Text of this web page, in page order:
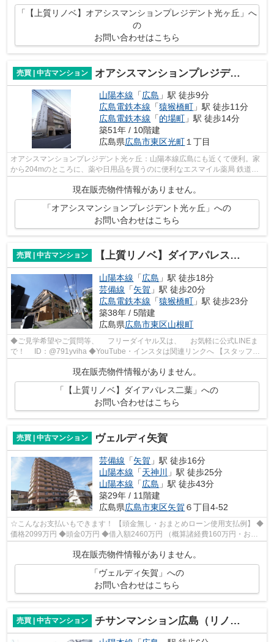
「【上質リノベ】オアシスマンションプレジデント光ヶ丘」へ
の
お問い合わせはこちら
売買 | 中古マンション オアシスマンションプレジデント光ヶ丘
山陽本線 「広島 」駅 徒歩9分
広島電鉄本線 「猿猴橋町 」駅 徒歩11分
広島電鉄本線 「的場町 」駅 徒歩14分
築51年 / 10階建
広島県広島市東区光町 １丁目
オアシスマンションプレジデント光ヶ丘：山陽本線広島にも近くて便利。家
から204mのところに、薬や日用品を買うのに便利なエスマイル薬局 鉄道病
院前店があります。家から262mのところ...
現在販売物件情報がありません。
「オアシスマンションプレジデント光ヶ丘」への
お問い合わせはこちら
売買 | 中古マンション 【上質リノベ】ダイアパレス二葉
山陽本線 「広島 」駅 徒歩18分
芸備線 「矢賀 」駅 徒歩20分
広島電鉄本線 「猿猴橋町 」駅 徒歩23分
築38年 / 5階建
広島県広島市東区山根町
◆ご見学希望やご質問等、 フリーダイヤル又は、 お気軽に公式LINEま
で！ ID：@791yviha ◆YouTube・インスタは関連リンクへ 【スタッフい
現在販売物件情報がありません。
「【上質リノベ】ダイアパレス二葉」への
お問い合わせはこちら
売買 | 中古マンション ヴェルディ矢賀
芸備線 「矢賀 」駅 徒歩16分
山陽本線 「天神川
」駅 徒歩25分
山陽本線 「広島 」駅 徒歩43分
築29年 / 11階建
広島県広島市東区矢賀 ６丁目4-52
☆こんなお支払いもできます！ 【頭金無し・おまとめローン使用支払例】 ◆
価格2099万円 ◆頭金0万円 ◆借入額2460万円 （概算諸経費160万円・おま
現在販売物件情報がありません。
「ヴェルディ矢賀」への
お問い合わせはこちら
売買 | 中古マンション チサンマンション広島（リノベーション済）